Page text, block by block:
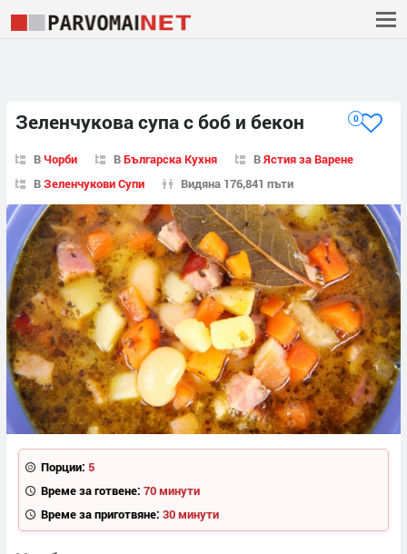
Зеленчукова супа с боб и бекон 0
ВЧорби ВБългарска Кухня ВЯстия за Варене
ВЗеленчукови Супи Видяна 176,841 пъти
Порции: 5
Време за готвене: 70 минути
Време за приготвяне: 30 минути